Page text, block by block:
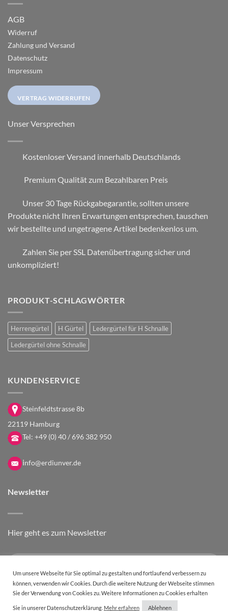
AGB
Widerruf
Zahlung und Versand
Datenschutz
Impressum
VERTRAG WIDERRUFEN
Unser Versprechen
Kostenloser Versand innerhalb Deutschlands
Premium Qualität zum Bezahlbaren Preis
Unser 30 Tage Rückgabegarantie, sollten unsere
Produkte nicht Ihren Erwartungen entsprechen, tauschen
wir bestellte und ungetragene Artikel bedenkenlos um.
Zahlen Sie per SSL Datenübertragung sicher und
unkompliziert!
PRODUKT-SCHLAGWÖRTER
Herrengürtel H Gürtel
Ledergürtel für H Schnalle
Ledergürtel ohne Schnalle
KUNDENSERVICE
Steinfeldtstrasse 8b
22119 Hamburg
Tel: +49 (0) 40 / 696 382 950
info@erdiunver.de
Newsletter
Hier geht es zum Newsletter
Um unsere Webseite für Sie optimal zu gestalten und fortlaufend verbessern zu
können, verwenden wir Cookies. Durch die weitere Nutzung der Webseite stimmen
Sie der Verwendung von Cookies zu. Weitere Informationen zu Cookies erhalten
Sie in unserer Datenschutzerklärung. Mehr erfahren Ablehnen